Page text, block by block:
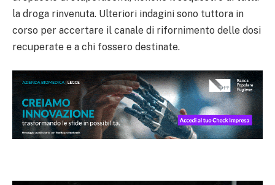
la droga rinvenuta. Ulteriori indagini sono tuttora in
corso per accertare il canale di rifornimento delle dosi
recuperate e a chi fossero destinate.